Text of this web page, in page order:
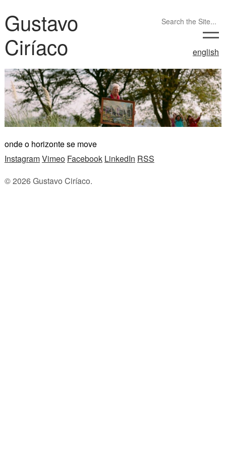
Gustavo
Ciríaco
english
onde o horizonte se move
InstagramVimeo Facebook LinkedIn RSS
© 2026 Gustavo Ciríaco.